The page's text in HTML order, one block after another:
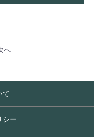
へ
て
シー